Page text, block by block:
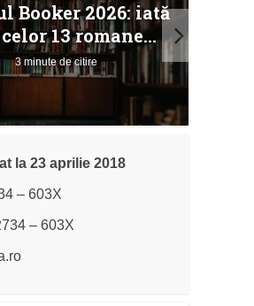
Booker 2026: iată
13 romane...
3 minute de citire
la 23 aprilie 2018
– 603X
– 603X